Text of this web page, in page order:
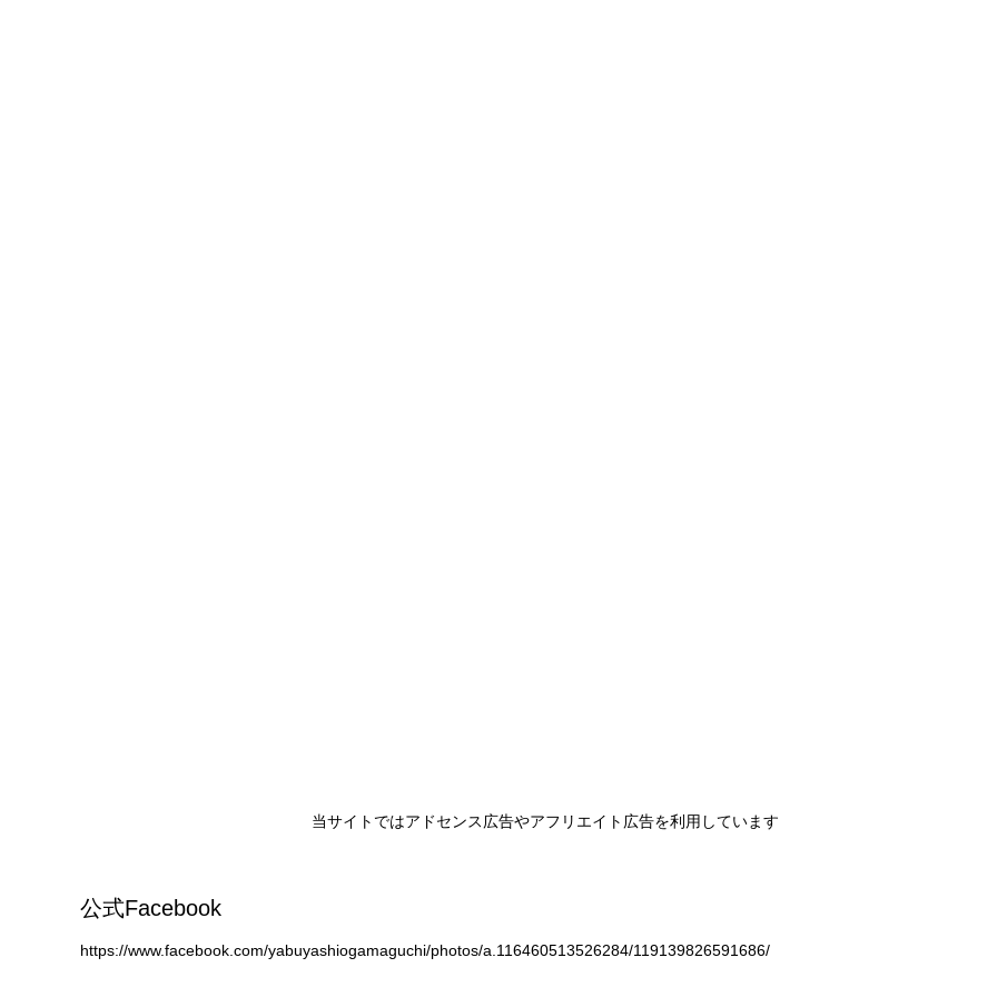
当サイトではアドセンス広告やアフリエイト広告を利用しています
公式Facebook
https://www.facebook.com/yabuyashiogamaguchi/photos/a.116460513526284/119139826591686/